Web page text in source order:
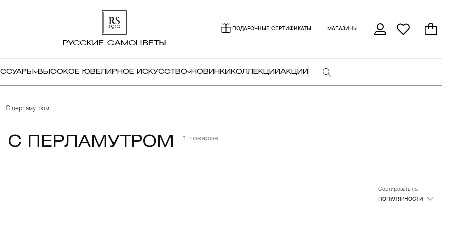
ПОДАРОЧНЫЕ СЕРТИФИКАТЫ МАГАЗИНЫ
ВЫСОКОЕ ЮВЕЛИРНОЕ ИСКУССТВО НОВИНКИ КОЛЛЕКЦИИАКЦИИ
С перламутром
С ПЕРЛАМУТРОМ 1 товаров
Сортировать по:
ПОПУЛЯРНОСТИ